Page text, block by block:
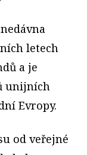
letech
a je
unijních
Evropy.
od veřejné